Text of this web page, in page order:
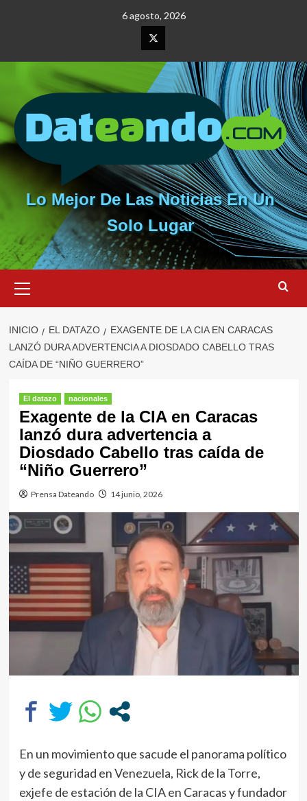
6 agosto, 2026
Elemento
del
menú
Lo Mejor De Las Noticias En Un
Solo Lugar
primario
INICIO EL DATAZO
EXAGENTE DE LA CIA EN CARACAS
LANZÓ DURA ADVERTENCIA A DIOSDADO CABELLO TRAS
CAÍDA DE “NIÑO GUERRERO”
El datazo nacionales
Exagente de la CIA en Caracas
lanzó dura advertencia a
Diosdado Cabello tras caída de
“Niño Guerrero”
Prensa Dateando 14 junio, 2026
En un movimiento que sacude el panorama político
y de seguridad en Venezuela, Rick de la Torre,
exjefe de estación de la CIA en Caracas y fundador